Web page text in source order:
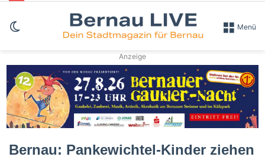
Skin umschalten Menü
Anzeige
Bernau: Pankewichtel-Kinder ziehen